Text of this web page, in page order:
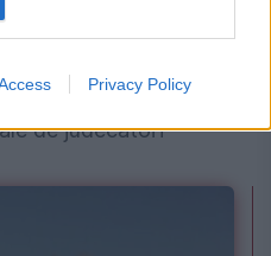
Privacy Policy
aerieni: Taxele
și check-in au fost
de judecători